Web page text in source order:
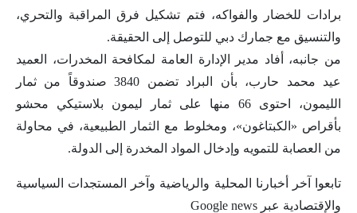
برادات للخضار والفواكه، فتم تشكيل فرق المراقبة والتحري،
والتنسيق مع جمارك دبي للتوصل إلى الحقيقة.
من جانبه، أفاد مدير الإدارة العامة لمكافحة المخدرات، العميد
عيد محمد حارب، بأن البراد تضمن 3840 صندوقاً من ثمار
الليمون، احتوى 66 منها على ثمار ليمون بلاستيكي محشو
بأقراص «الكبتاغون»، ومخلوط مع الثمار الطبيعية، في محاولة
من العصابة للتمويه وإدخال المواد المخدرة إلى الدولة.
تابعوا آخر أخبارنا المحلية والرياضية وآخر المستجدات السياسية
والإقتصادية عبر Google news